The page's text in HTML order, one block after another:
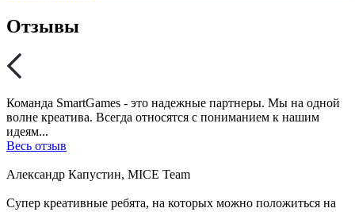
Отзывы
Команда SmartGames - это надежные партнеры. Мы на одной
волне креатива. Всегда относятся с пониманием к нашим
идеям...
Весь отзыв
Александр Капустин, MICE Team
Супер креативные ребята, на которых можно положиться на